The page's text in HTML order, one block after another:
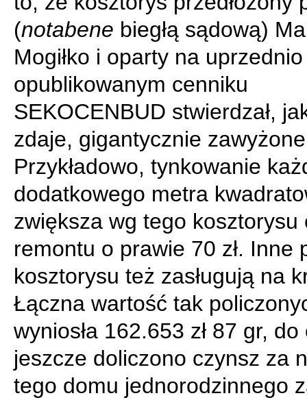
(notabene biegłą sądową)
Mogiłko i oparty na uprzednio
opublikowanym cenniku
SEKOCENBUD stwierdzał,
zdaje, gigantycznie
Przykładowo, tynkowanie
dodatkowego metra
zwiększa wg tego kosztorysu
remontu o prawie 70 zł. Inne
kosztorysu też zasługują na
Łączna wartość tak
wyniosła 162.653 zł 87 gr,
jeszcze doliczono czynsz za
tego domu jednorodzinnego